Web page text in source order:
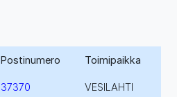
Postinumero Toimipaikka
37370 VESILAHTI